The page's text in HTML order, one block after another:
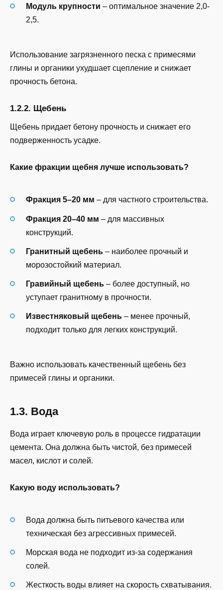
Модуль крупности – оптимальное значение 2,0-
2,5.
Использование загрязненного песка с примесями
глины и органики ухудшает сцепление и снижает
прочность бетона.
1.2.2. Щебень
Щебень придает бетону прочность и снижает его
подверженность усадке.
Какие фракции щебня лучше использовать?
Фракция 5–20 мм – для частного строительства.
Фракция 20–40 мм – для массивных
конструкций.
Гранитный щебень – наиболее прочный и
морозостойкий материал.
Гравийный щебень – более доступный, но
уступает гранитному в прочности.
Известняковый щебень – менее прочный,
подходит только для легких конструкций.
Важно использовать качественный щебень без
примесей глины и органики.
1.3. Вода
Вода играет ключевую роль в процессе гидратации
цемента. Она должна быть чистой, без примесей
масел, кислот и солей.
Какую воду использовать?
Вода должна быть питьевого качества или
техническая без агрессивных примесей.
Морская вода не подходит из-за содержания
солей.
Жесткость воды влияет на скорость схватывания.